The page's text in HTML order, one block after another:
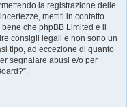
la registrazione delle
mettiti in contatto
che phpBB Limited e il
consigli legali e non sono un
tipo, ad eccezione di quanto
segnalare abusi e/o per